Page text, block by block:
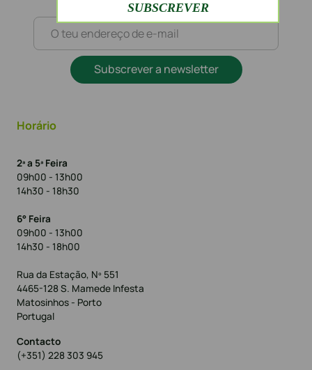
Subscrever a newsletter
Horário
2ª a 5ª Feira
09h00 - 13h00
14h30 - 18h30
6° Feira
09h00 - 13h00
14h30 - 18h00
Rua da Estação, Nº 551
4465-128 S. Mamede Infesta
Matosinhos - Porto
Portugal
Contacto
(+351) 228 303 945